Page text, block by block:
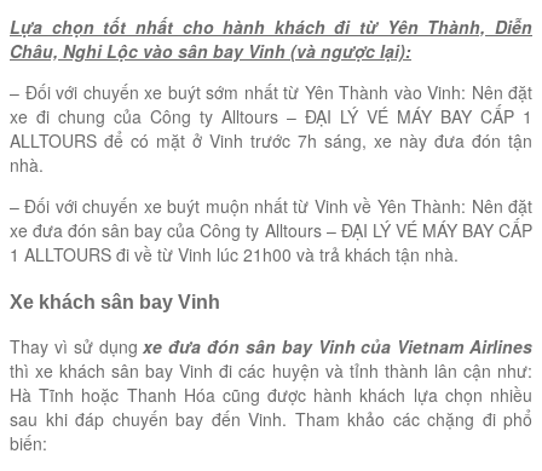
Lựa chọn tốt nhất cho hành khách đi từ Yên Thành, Diễn
Châu, Nghi Lộc vào sân bay Vinh (và ngược lại):
– Đối với chuyến xe buýt sớm nhất từ Yên Thành vào Vinh: Nên đặt
xe đi chung của Công ty Alltours – ĐẠI LÝ VÉ MÁY BAY CẤP 1
ALLTOURS để có mặt ở Vinh trước 7h sáng, xe này đưa đón tận
nhà.
– Đối với chuyến xe buýt muộn nhất từ Vinh về Yên Thành: Nên đặt
xe đưa đón sân bay của Công ty Alltours – ĐẠI LÝ VÉ MÁY BAY CẤP
1 ALLTOURS đi về từ Vinh lúc 21h00 và trả khách tận nhà.
Xe khách sân bay Vinh
Thay vì sử dụngxe đưa đón sân bay Vinh của Vietnam Airlines
thì xe khách sân bay Vinh đi các huyện và tỉnh thành lân cận như:
Hà Tĩnh hoặc Thanh Hóa cũng được hành khách lựa chọn nhiều
sau khi đáp chuyến bay đến Vinh. Tham khảo các chặng đi phổ
biến: